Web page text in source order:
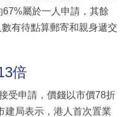
屬於一人申請，其餘
有待點算郵寄和親身遞交
倍
受申請，價錢以市價78折
建局表示，港人首次置業